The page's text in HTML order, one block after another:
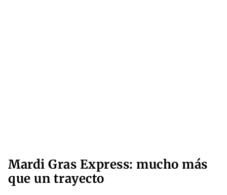
Mardi Gras Express: mucho más
que un trayecto